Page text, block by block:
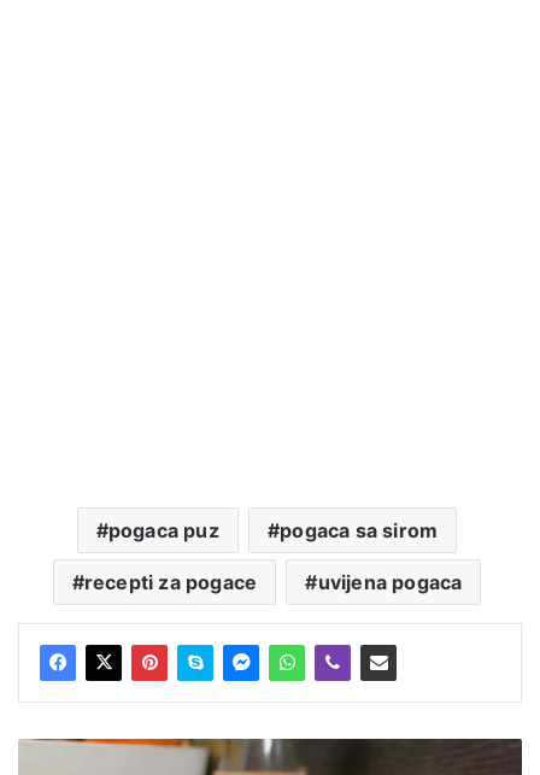
pogaca puz pogaca sa sirom
recepti za pogace uvijena pogaca
Londoneri